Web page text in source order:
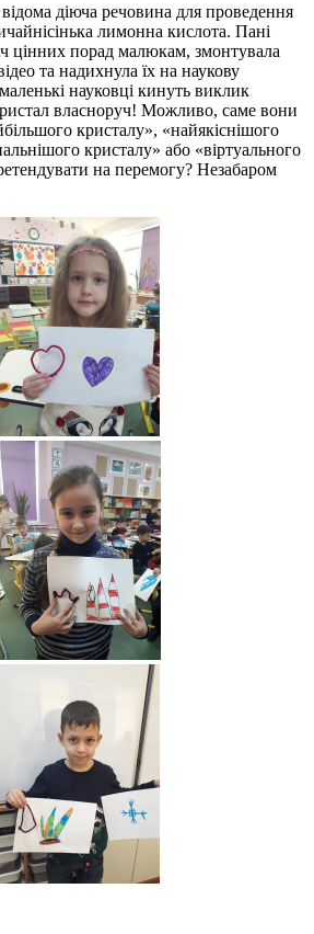
діюча речовина для проведення
лимонна кислота. Пані
цінних порад малюкам, змонтувала
та надихнула їх на наукову
науковці кинуть виклик
власноруч! Можливо, саме вони
кристалу», «найякіснішого
кристалу» або «віртуального
на перемогу? Незабаром